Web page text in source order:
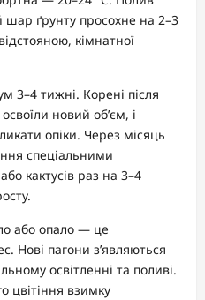
шар ґрунту просохне на 2–3
кімнатної
3–4 тижні. Корені після
новий об’єм, і
опіки. Через місяць
спеціальними
кактусів раз на 3–4
або опало — це
Нові пагони з’являються
освітленні та поливі.
цвітіння взимку